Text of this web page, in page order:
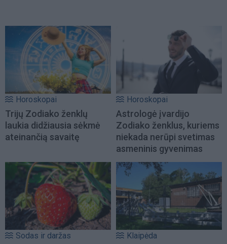
Horoskopai
Trijų Zodiako ženklų
laukia didžiausia sėkmė
ateinančią savaitę
Horoskopai
Astrologė įvardijo
Zodiako ženklus, kuriems
niekada nerūpi svetimas
asmeninis gyvenimas
Sodas ir daržas Klaipėda